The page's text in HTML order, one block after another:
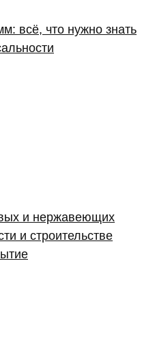
всё, что нужно знать
и нержавеющих
и строительстве